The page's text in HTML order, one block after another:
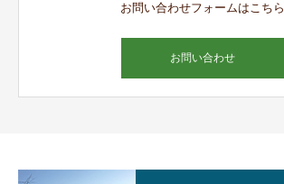
お問い合わせフォームはこちら
お問い合わせ